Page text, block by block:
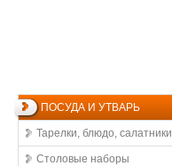
ПОСУДА И УТВАРЬ
Тарелки, блюдо, салатники
Столовые наборы